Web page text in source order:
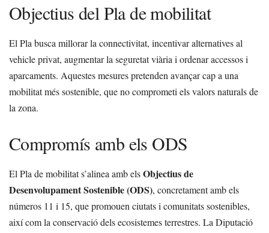
Objectius del Pla de mobilitat
El Pla busca millorar la connectivitat, incentivar alternatives al
vehicle privat, augmentar la seguretat viària i ordenar accessos i
aparcaments. Aquestes mesures pretenden avançar cap a una
mobilitat més sostenible, que no comprometi els valors naturals de
la zona.
Compromís amb els ODS
El Pla de mobilitat s’alinea amb elsObjectius de
Desenvolupament Sostenible (ODS), concretament amb els
números 11 i 15, que promouen ciutats i comunitats sostenibles,
així com la conservació dels ecosistemes terrestres. La Diputació